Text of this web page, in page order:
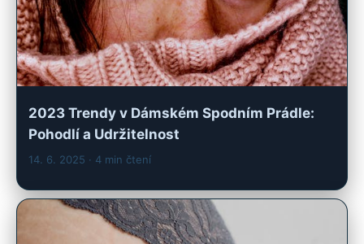
2023 Trendy v Dámském Spodním Prádle:
Pohodlí a Udržitelnost
14. 6. 2025 · 4 min čtení